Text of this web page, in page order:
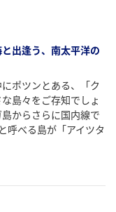
出逢う、南太平洋の
ポツンとある、「ク
島々をご存知でしょ
からさらに国内線で
呼べる島が「アイツタ